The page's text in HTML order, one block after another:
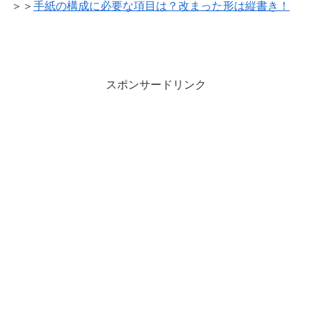
＞＞ 手紙の構成に必要な項目は？改まった形は縦書き！
スポンサードリンク